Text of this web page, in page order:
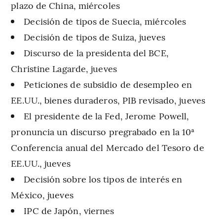
plazo de China, miércoles
Decisión de tipos de Suecia, miércoles
Decisión de tipos de Suiza, jueves
Discurso de la presidenta del BCE,
Christine Lagarde, jueves
Peticiones de subsidio de desempleo en
EE.UU., bienes duraderos, PIB revisado, jueves
El presidente de la Fed, Jerome Powell,
pronuncia un discurso pregrabado en la 10ª
Conferencia anual del Mercado del Tesoro de
EE.UU., jueves
Decisión sobre los tipos de interés en
México, jueves
IPC de Japón, viernes